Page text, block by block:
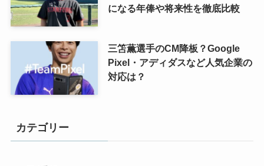
になる年俸や将来性を徹底比較
三笘薫選手のCM降板？Google
Pixel・アディダスなど人気企業の
対応は？
カテゴリー